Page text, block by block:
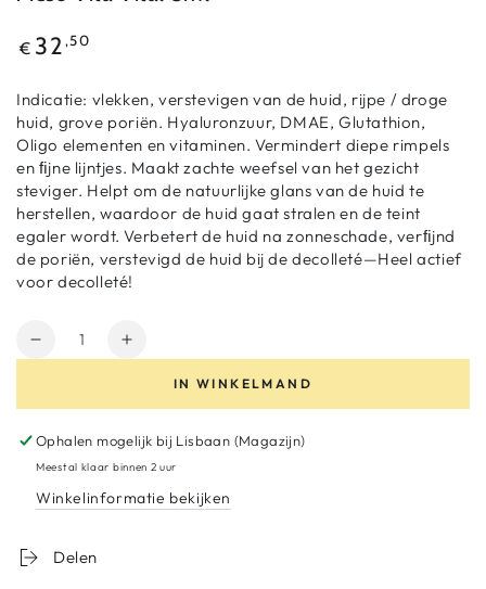
Reguliere
€ 32 ,50
Indicatie: vlekken, verstevigen van de huid, rijpe / droge
huid, grove poriën. Hyaluronzuur, DMAE, Glutathion,
Oligo elementen en vitaminen. Vermindert diepe rimpels
en ﬁjne lijntjes. Maakt zachte weefsel van het gezicht
steviger. Helpt om de natuurlijke glans van de huid te
herstellen, waardoor de huid gaat stralen en de teint
egaler wordt. Verbetert de huid na zonneschade, verﬁjnd
de poriën, verstevigd de huid bij de decolleté—Heel actief
voor decolleté!
Hoeveelheid
Aantal
Vita
Vital
Verhoog
aantal
Meso
Vita
5ml
IN WINKELMAND
Ophalen mogelijk bij Lisbaan (Magazijn)
Meestal klaar binnen 2 uur
Winkelinformatie bekijken
Delen